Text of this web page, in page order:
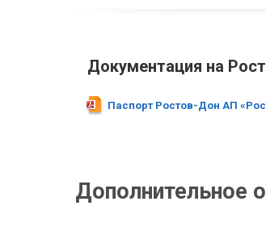
Документация на
Паспорт Ростов-Дон АП
Дополнительное